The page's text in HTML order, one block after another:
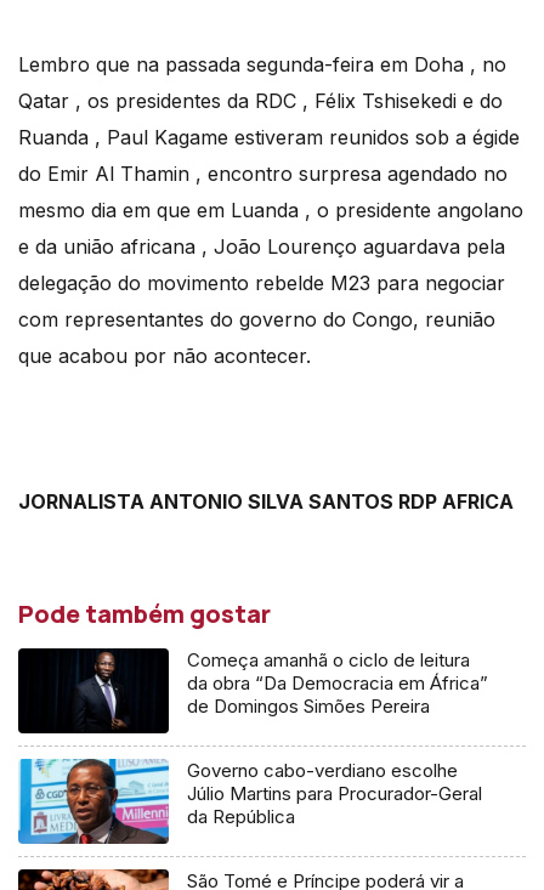
Lembro que na passada segunda-feira em Doha , no
Qatar , os presidentes da RDC , Félix Tshisekedi e do
Ruanda , Paul Kagame estiveram reunidos sob a égide
do Emir Al Thamin , encontro surpresa agendado no
mesmo dia em que em Luanda , o presidente angolano
e da união africana , João Lourenço aguardava pela
delegação do movimento rebelde M23 para negociar
com representantes do governo do Congo, reunião
que acabou por não acontecer.
JORNALISTA ANTONIO SILVA SANTOS RDP AFRICA
Pode também gostar
Começa amanhã o ciclo de leitura
da obra “Da Democracia em África”
de Domingos Simões Pereira
Governo cabo-verdiano escolhe
Júlio Martins para Procurador-Geral
da República
São Tomé e Príncipe poderá vir a